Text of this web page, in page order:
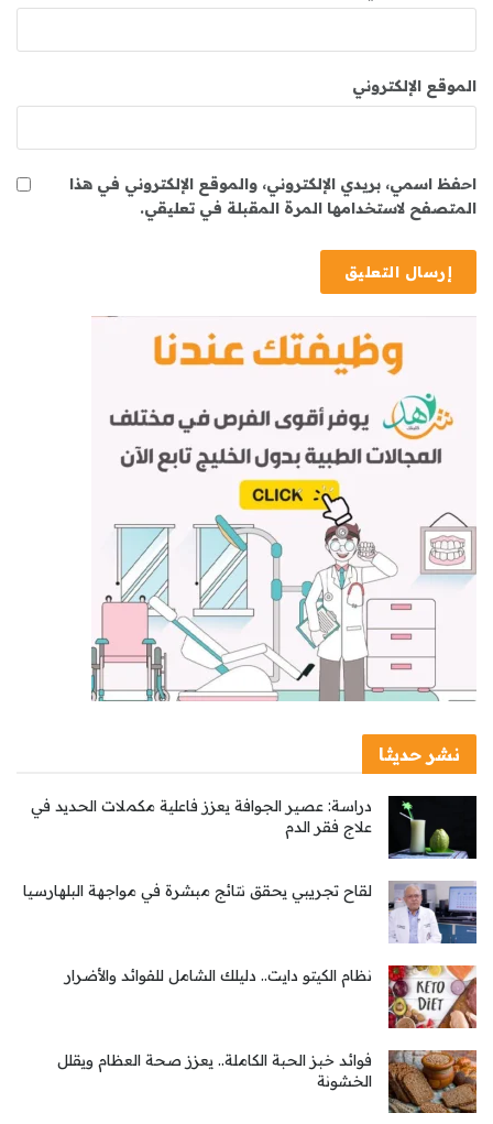
الموقع الإلكتروني
احفظ اسمي، بريدي الإلكتروني، والموقع الإلكتروني في هذا
المتصفح لاستخدامها المرة المقبلة في تعليقي.
نشر حديثا
دراسة: عصير الجوافة يعزز فاعلية مكملات الحديد في
علاج فقر الدم
لقاح تجريبي يحقق نتائج مبشرة في مواجهة البلهارسيا
نظام الكيتو دايت.. دليلك الشامل للفوائد والأضرار
فوائد خبز الحبة الكاملة.. يعزز صحة العظام ويقلل
الخشونة